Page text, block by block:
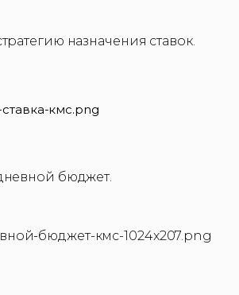
назначения ставок.
бюджет.